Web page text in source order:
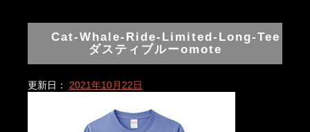
Cat-Whale-Ride-Limited-Long-Tee
ダスティブルーomote
更新日： 2021年10月22日